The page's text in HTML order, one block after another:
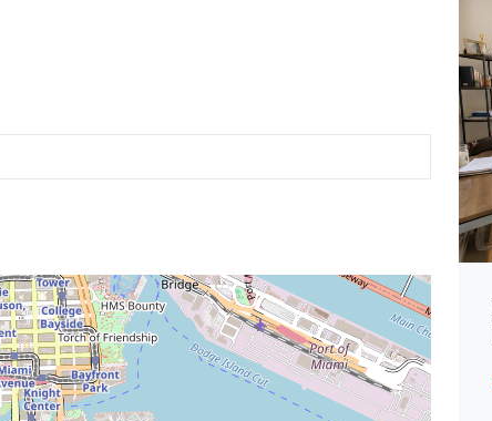
Villers-en-Haye, Spacieuse
Maison
190 800€ EXCLUSIVITÉ